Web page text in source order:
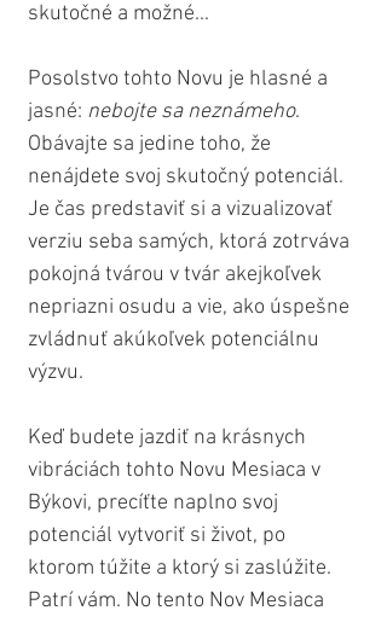
skutočné a možné...
Posolstvo tohto Novu je hlasné a
jasné: nebojte sa neznámeho.
Obávajte sa jedine toho, že
nenájdete svoj skutočný potenciál.
Je čas predstaviť si a vizualizovať
verziu seba samých, ktorá zotrváva
pokojná tvárou v tvár akejkoľvek
nepriazni osudu a vie, ako úspešne
zvládnuť akúkoľvek potenciálnu
výzvu.
Keď budete jazdiť na krásnych
vibráciách tohto Novu Mesiaca v
Býkovi, precíťte naplno svoj
potenciál vytvoriť si život, po
ktorom túžite a ktorý si zaslúžite.
Patrí vám. No tento Nov Mesiaca